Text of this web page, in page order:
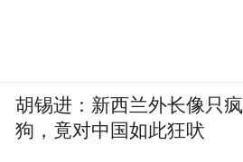
也就是左边的这样。
胡锡进：新西兰外长像只疯
狗，竟对中国如此狂吠